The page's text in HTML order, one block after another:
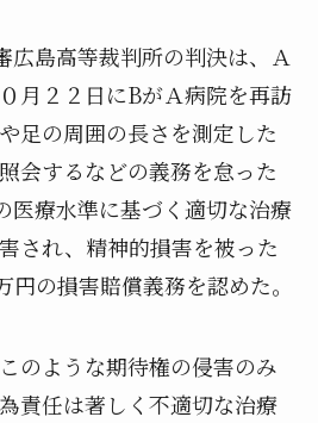
島高等裁判所の判決は、Ａ
月２２日にBがＡ病院を再訪
足の周囲の長さを測定した
会するなどの義務を怠った
医療水準に基づく適切な治療
され、精神的損害を被った
円の損害賠償義務を認めた。
ような期待権の侵害のみ
責任は著しく不適切な治療